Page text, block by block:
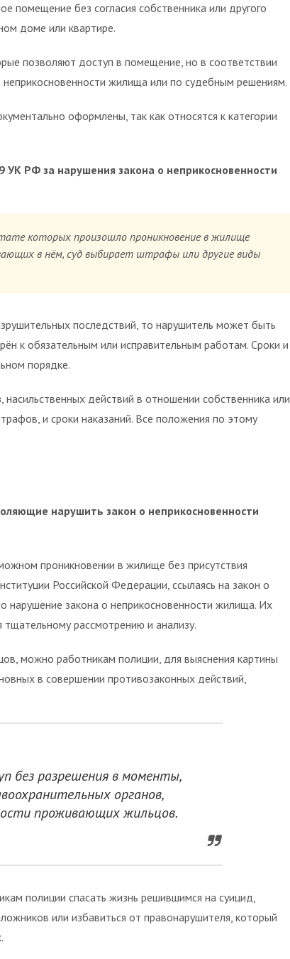
помещение без согласия собственника или другого
доме или квартире.
позволяют доступ в помещение, но в соответствии
жилища или по судебным решениям.
оформлены, так как относятся к категории
УК РФ за нарушения закона о неприкосновенности
которых произошло проникновение в жилище
в нём, суд выбирает штрафы или другие виды
последствий, то нарушитель может быть
к обязательным или исправительным работам. Сроки и
порядке.
действий в отношении собственника или
и сроки наказаний. Все положения по этому
нарушить закон о неприкосновенности
проникновении в жилище без присутствия
Российской Федерации, ссылаясь на закон о
закона о неприкосновенности жилища. Их
рассмотрению и анализу.
можно работникам полиции, для выяснения картины
в совершении противозаконных действий,
без разрешения в моменты,
органов,
проживающих жильцов.
полиции спасать жизнь решившимся на суицид,
или избавиться от правонарушителя, который